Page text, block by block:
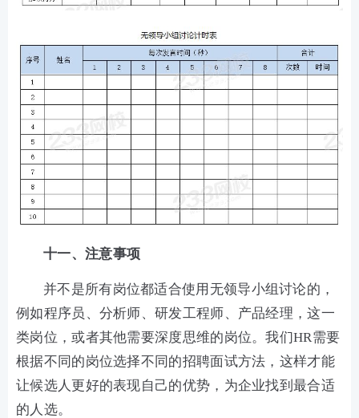
十一、注意事项
并不是所有岗位都适合使用无领导小组讨论的，
例如程序员、分析师、研发工程师、产品经理，这一
类岗位，或者其他需要深度思维的岗位。我们HR需要
根据不同的岗位选择不同的招聘面试方法，这样才能
让候选人更好的表现自己的优势，为企业找到最合适
的人选。